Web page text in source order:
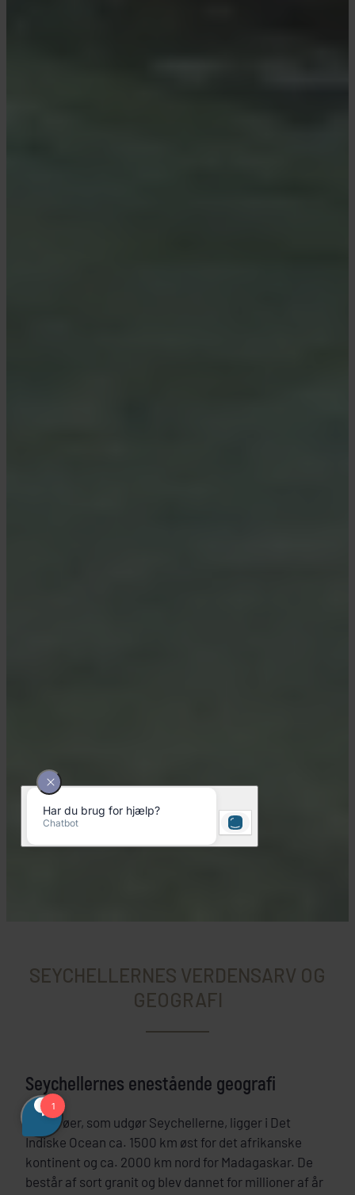
SEYCHELLERNES VERDENSARV OG
GEOGRAFI
Seychellernes enestående geografi
De 115 øer, som udgør Seychellerne, ligger i Det
Indiske Ocean ca. 1500 km øst for det afrikanske
kontinent og ca. 2000 km nord for Madagaskar. De
består af sort granit og blev dannet for millioner af år